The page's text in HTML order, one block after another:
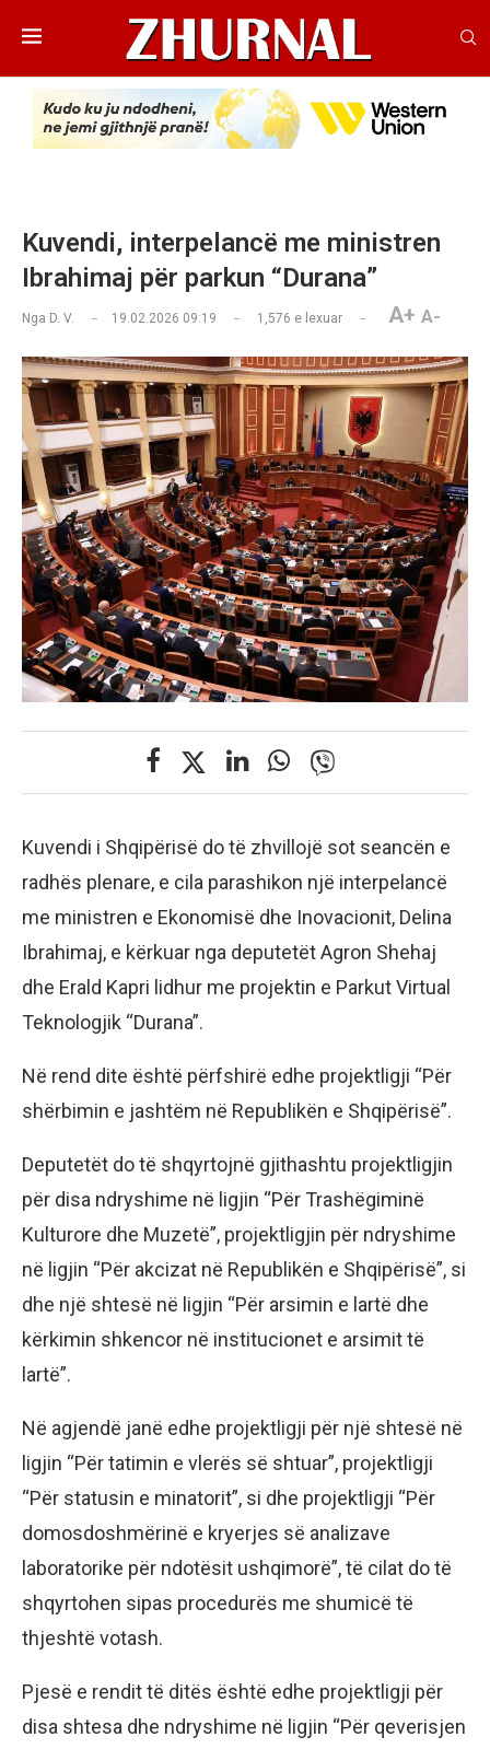
Kuvendi, interpelancë me ministren
Ibrahimaj për parkun “Durana”
Nga D. V. 19.02.2026 09:19 1,576 e lexuar A+ A-
Kuvendi i Shqipërisë do të zhvillojë sot seancën e
radhës plenare, e cila parashikon një interpelancë
me ministren e Ekonomisë dhe Inovacionit, Delina
Ibrahimaj, e kërkuar nga deputetët Agron Shehaj
dhe Erald Kapri lidhur me projektin e Parkut Virtual
Teknologjik “Durana”.
Në rend dite është përfshirë edhe projektligji “Për
shërbimin e jashtëm në Republikën e Shqipërisë”.
Deputetët do të shqyrtojnë gjithashtu projektligjin
për disa ndryshime në ligjin “Për Trashëgiminë
Kulturore dhe Muzetë”, projektligjin për ndryshime
në ligjin “Për akcizat në Republikën e Shqipërisë”, si
dhe një shtesë në ligjin “Për arsimin e lartë dhe
kërkimin shkencor në institucionet e arsimit të
lartë”.
Në agjendë janë edhe projektligji për një shtesë në
ligjin “Për tatimin e vlerës së shtuar”, projektligji
“Për statusin e minatorit”, si dhe projektligji “Për
domosdoshmërinë e kryerjes së analizave
laboratorike për ndotësit ushqimorë”, të cilat do të
shqyrtohen sipas procedurës me shumicë të
thjeshtë votash.
Pjesë e rendit të ditës është edhe projektligji për
disa shtesa dhe ndryshime në ligjin “Për qeverisjen